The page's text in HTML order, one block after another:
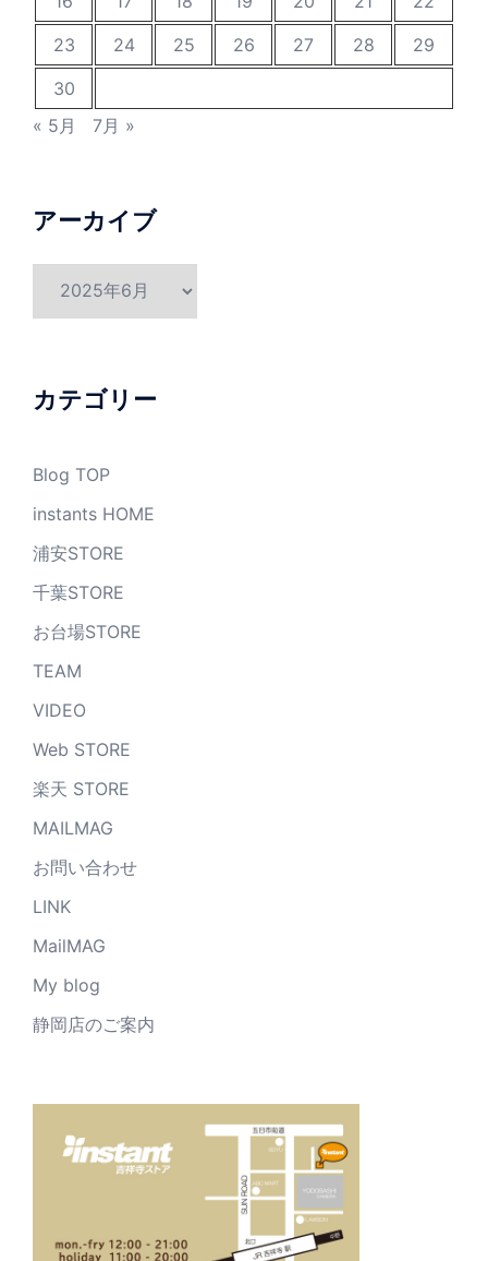
23
24 25 26 27 28
29
30
« 5月
7月 »
アーカイブ
ブ
カテゴリー
Blog TOP
instants HOME
浦安STORE
千葉STORE
お台場STORE
TEAM
VIDEO
Web STORE
楽天 STORE
MAILMAG
お問い合わせ
LINK
MailMAG
My blog
静岡店のご案内